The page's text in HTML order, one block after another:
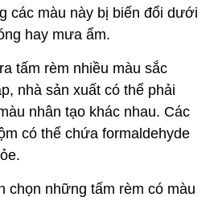
các màu này bị biến đổi dưới
hay mưa ẩm.
tấm rèm nhiều màu sắc
nhà sản xuất có thể phải
nhân tạo khác nhau. Các
có thể chứa formaldehyde
chọn những tấm rèm có màu